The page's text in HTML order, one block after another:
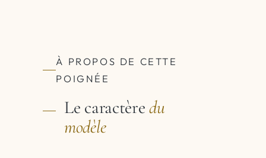
À PROPOS DE CETTE
POIGNÉE
Le caractèredu
modèle